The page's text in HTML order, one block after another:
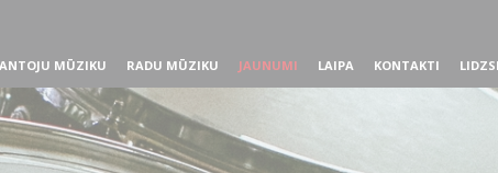
MŪZIKU RADU MŪZIKU JAUNUMI LAIPA KONTAKTI